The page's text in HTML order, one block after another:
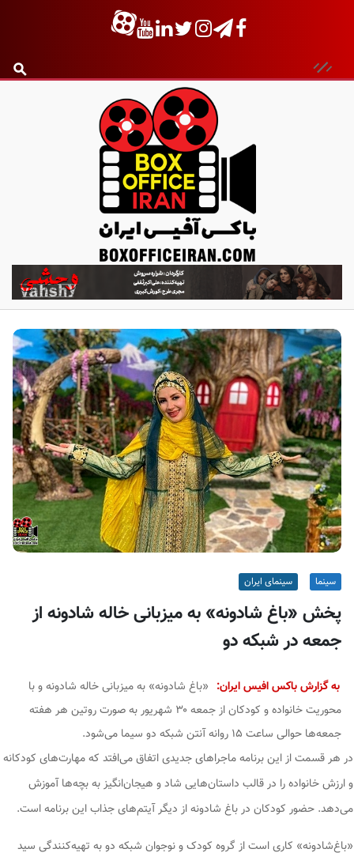
ب
ا
ک
س
آ
ف
ی
س
ا
ی
ر
ا
ن
سینما سینمای ایران
پخش «باغ شادونه» به میزبانی خاله شادونه از
جمعه در شبکه دو
به گزارش باکس افیس ایران: «باغ شادونه» به میزبانی خاله شادونه و با
محوریت خانواده و کودکان از جمعه ۳۰ شهریور به صورت روتین هر هفته
جمعه‌ها حوالی ساعت ۱۵ روانه آنتن شبکه دو سیما می‌شود.
در هر قسمت از این برنامه ماجرا‌های جدیدی اتفاق می‌افتد که مهارت‌های کودکانه
و ارزش خانواده را در قالب داستان‌هایی شاد و هیجان‌انگیز به بچه‌ها آموزش
می‌دهد. حضور کودکان در باغ شادونه از دیگر آیتم‌های جذاب این برنامه است.
«باغ‌شادونه» کاری است از گروه کودک و نوجوان شبکه دو به تهیه‌کنندگی سید